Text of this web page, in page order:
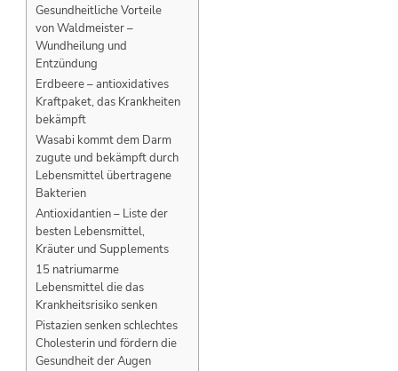
Gesundheitliche Vorteile
von Waldmeister –
Wundheilung und
Entzündung
Erdbeere – antioxidatives
Kraftpaket, das Krankheiten
bekämpft
Wasabi kommt dem Darm
zugute und bekämpft durch
Lebensmittel übertragene
Bakterien
Antioxidantien – Liste der
besten Lebensmittel,
Kräuter und Supplements
15 natriumarme
Lebensmittel die das
Krankheitsrisiko senken
Pistazien senken schlechtes
Cholesterin und fördern die
Gesundheit der Augen